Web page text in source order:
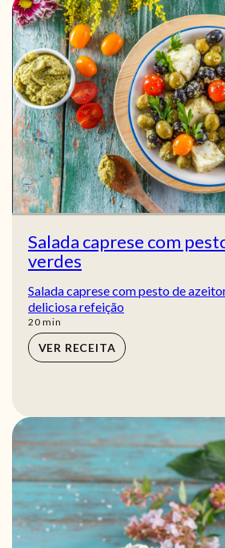
Salada caprese com
verdes
Salada caprese com pesto de
deliciosa refeição
20min
min
VER RECEITA